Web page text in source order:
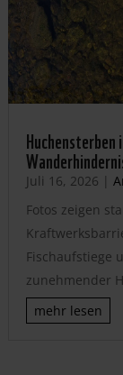
Huchensterben
Juli 16, 2026 |
Fotos zeigen
Fischaufstiege
zunehmender
mehr lesen